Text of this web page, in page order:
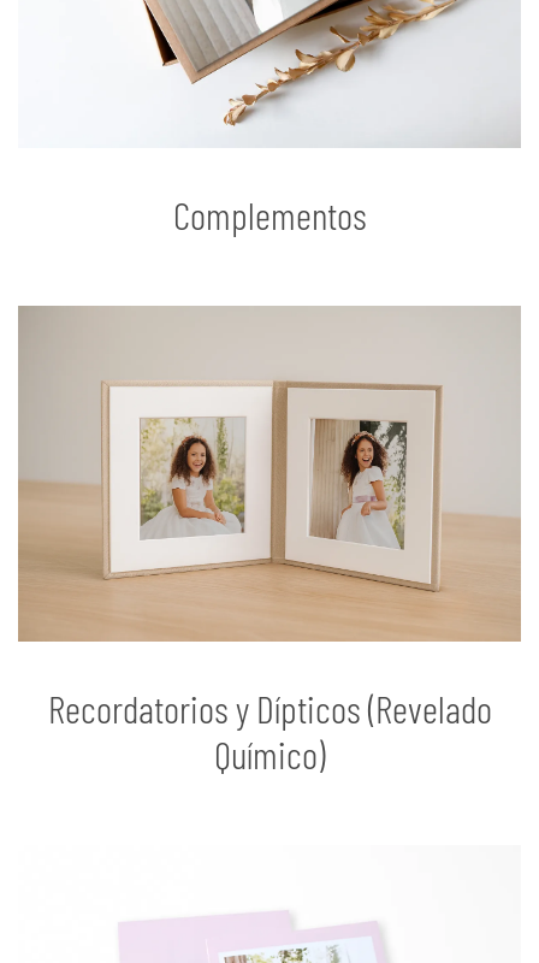
Complementos
Recordatorios y Dípticos (Revelado
Químico)